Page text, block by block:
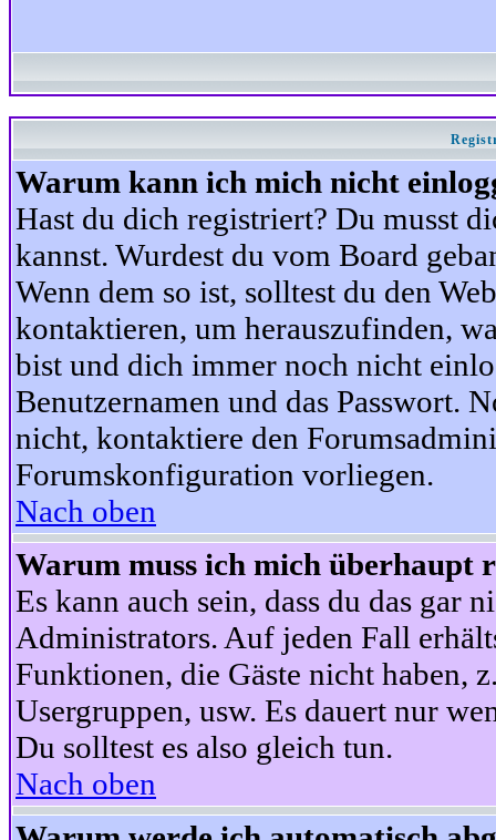
Warum kann ich mich nicht
Hast du dich registriert? Du musst
kannst. Wurdest du vom Board
Wenn dem so ist, solltest du den
kontaktieren, um herauszufinden,
bist und dich immer noch nicht
Benutzernamen und das Passwort.
nicht, kontaktiere den
Forumskonfiguration vorliegen.
Nach oben
Warum muss ich mich überhaupt
Es kann auch sein, dass du das gar
Administrators. Auf jeden Fall
Funktionen, die Gäste nicht haben,
Usergruppen, usw. Es dauert nur
Du solltest es also gleich tun.
Nach oben